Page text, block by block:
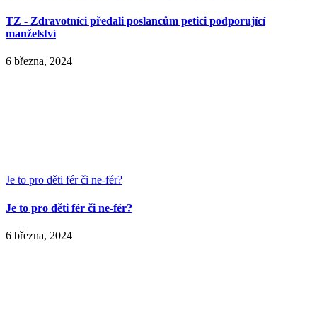
TZ - Zdravotníci předali poslancům petici podporující
manželství
6 března, 2024
Je to pro děti fér či ne-fér?
Je to pro děti fér či ne-fér?
6 března, 2024